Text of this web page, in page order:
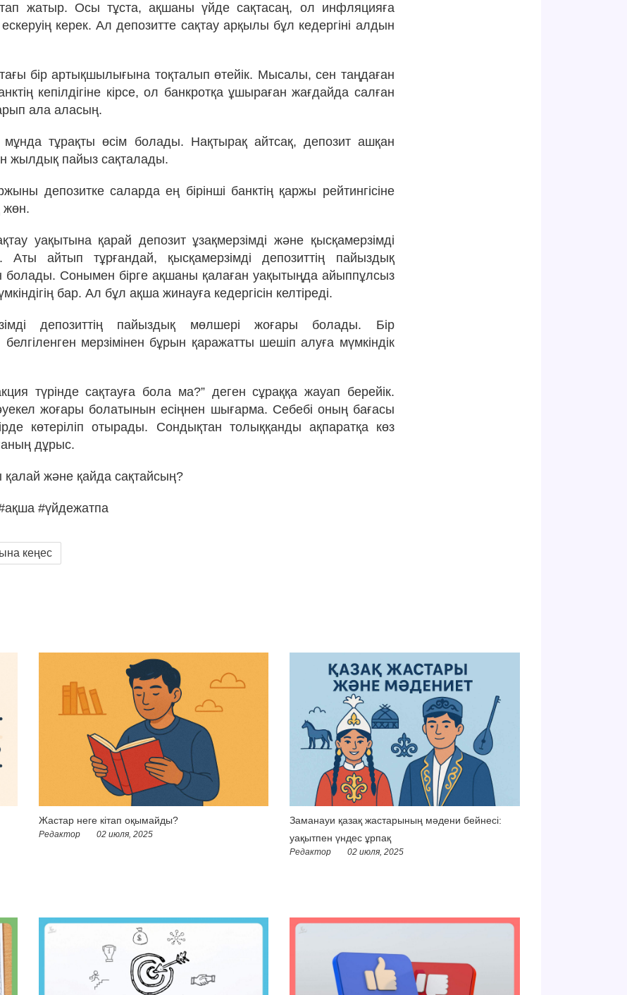
жатыр. Осы тұста, ақшаны үйде сақтасаң, ол инфляцияға
керек. Ал депозитте сақтау арқылы бұл кедергіні алдын
тағы бір артықшылығына тоқталып өтейік. Мысалы, сен таңдаған
кепілдігіне кірсе, ол банкротқа ұшыраған жағдайда салған
ала аласың.
тұрақты өсім болады. Нақтырақ айтсақ, депозит ашқан
жылдық пайыз сақталады.
депозитке саларда ең бірінші банктің қаржы рейтингісіне
жөн.
уақытына қарай депозит ұзақмерзімді және қысқамерзімді
Аты айтып тұрғандай, қысқамерзімді депозиттің пайыздық
болады. Сонымен бірге ақшаны қалаған уақытыңда айыппұлсыз
бар. Ал бұл ақша жинауға кедергісін келтіреді.
депозиттің пайыздық мөлшері жоғары болады. Бір
мерзімінен бұрын қаражатты шешіп алуға мүмкіндік
түрінде сақтауға бола ма?” деген сұраққа жауап берейік.
жоғары болатынын есіңнен шығарма. Себебі оның бағасы
көтеріліп отырады. Сондықтан толыққанды ақпаратқа көз
дұрыс.
және қайда сақтайсың?
#үйдежатпа
кеңес
Жастар неге кітап оқымайды?
Редактор 02 июля, 2025
Заманауи қазақ жастарының мәдени бейнесі:
уақытпен үндес ұрпақ
Редактор 02 июля, 2025